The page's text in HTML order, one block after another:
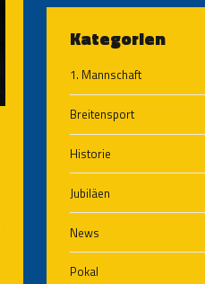
Kategorien
1. Mannschaft
Breitensport
Historie
Jubiläen
News
Pokal